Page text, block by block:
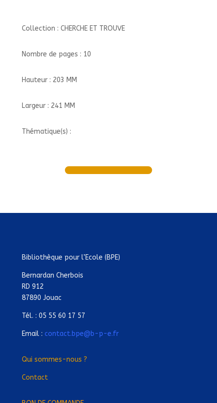
Collection : CHERCHE ET TROUVE
Nombre de pages : 10
Hauteur : 203 MM
Largeur : 241 MM
Thématique(s) :
Bibliothèque pour l’Ecole (BPE)
Bernardan Cherbois
RD 912
87890 Jouac
Tél. : 05 55 60 17 57
Email : contact.bpe@b-p-e.fr
Qui sommes-nous ?
Contact